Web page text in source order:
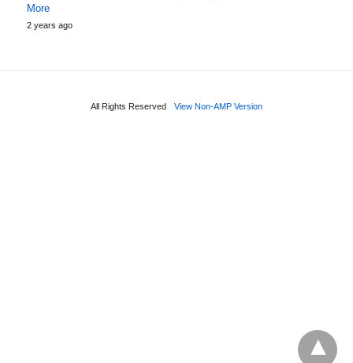
More
2 years ago
All Rights Reserved View Non-AMP Version